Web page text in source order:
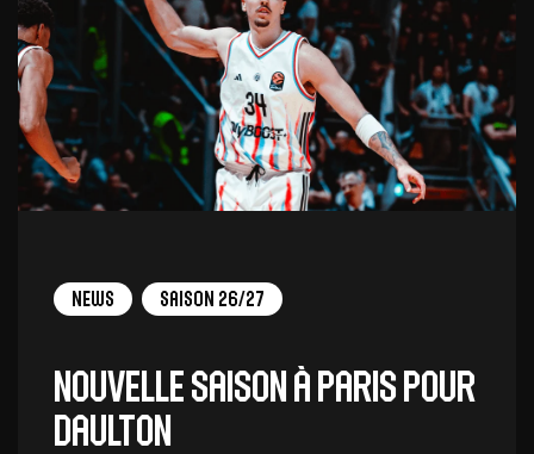
News Saison 26/27
Nouvelle saison à Paris pour
Daulton